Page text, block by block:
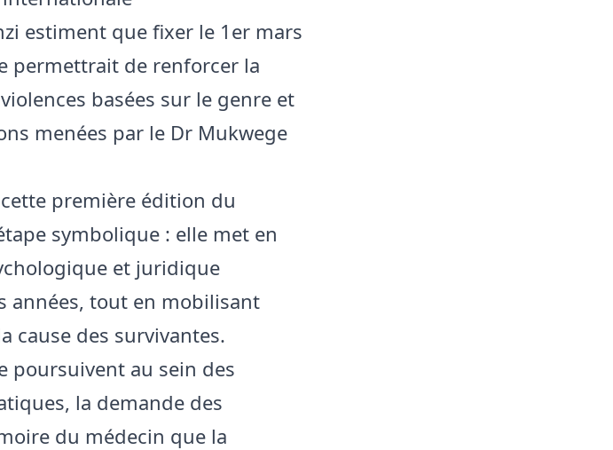
estiment que fixer le 1er mars
permettrait de renforcer la
basées sur le genre et
menées par le Dr Mukwege
première édition du
symbolique : elle met en
et juridique
années, tout en mobilisant
cause des survivantes.
poursuivent au sein des
la demande des
du médecin que la